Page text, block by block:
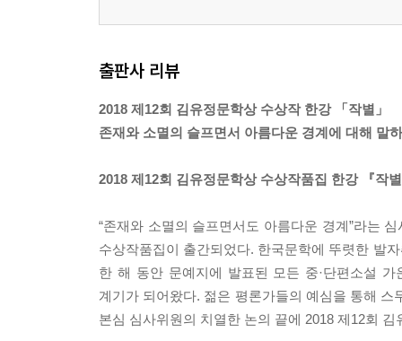
출판사 리뷰
2018 제12회 김유정문학상 수상작 한강 「작별」
존재와 소멸의 슬프면서 아름다운 경계에 대해 말
2018 제12회 김유정문학상 수상작품집 한강 『작
“존재와 소멸의 슬프면서도 아름다운 경계”라는
수상작품집이 출간되었다. 한국문학에 뚜렷한 발
한 해 동안 문예지에 발표된 모든 중·단편소설
계기가 되어왔다. 젊은 평론가들의 예심을 통해
본심 심사위원의 치열한 논의 끝에 2018 제12회